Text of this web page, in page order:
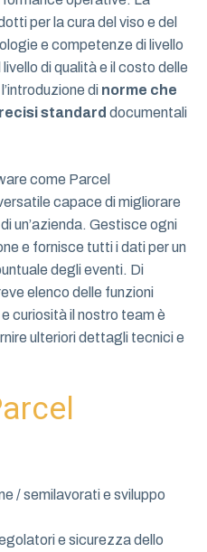
per la cura del viso e del
e competenze di livello
di qualità e il costo delle
di norme che
standard documentali
come Parcel
capace di migliorare
un’azienda. Gestisce ogni
e fornisce tutti i dati per un
degli eventi. Di
elenco delle funzioni
curiosità il nostro team è
ulteriori dettagli tecnici e
/ semilavorati e sviluppo
e sicurezza dello